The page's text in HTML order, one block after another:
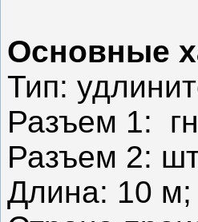
Основные
Тип:
Разъем 1:
Разъем 2:
Длина: 10 м;